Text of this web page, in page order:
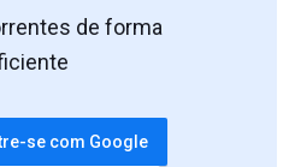
de forma
se com Google